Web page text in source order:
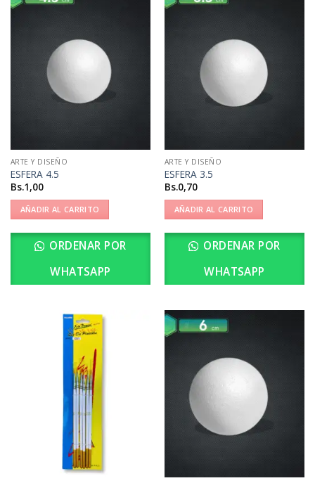
ARTE Y DISEÑO
ESFERA 4.5
Bs.1,00
AÑADIR AL CARRITO
ORDENAR POR
WHATSAPP
ARTE Y DISEÑO
ESFERA 3.5
Bs.0,70
AÑADIR AL CARRITO
ORDENAR POR
WHATSAPP